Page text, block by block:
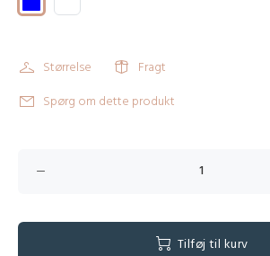
Størrelse
Fragt
Spørg om dette produkt
Tilføj til kurv